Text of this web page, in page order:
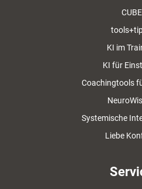
CUBE
KI im
KI für
Coachingtools
Systemische
Liebe